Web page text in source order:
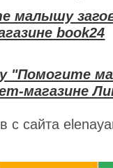
малышу
book24
"Помогите
магазине
с сайта